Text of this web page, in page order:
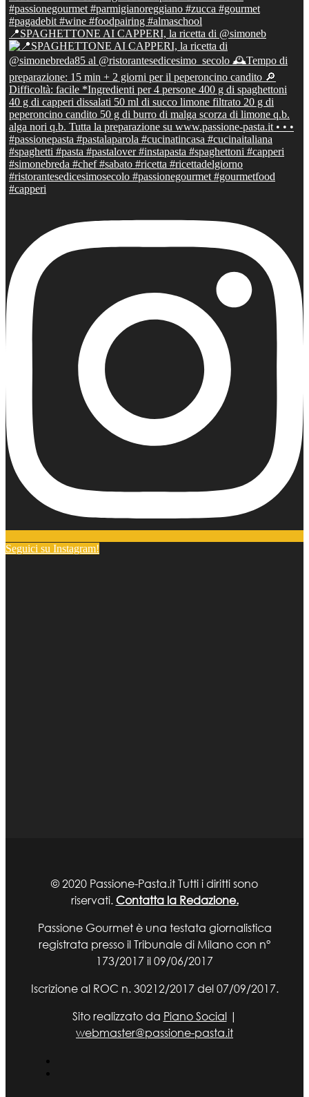
📍SPAGHETTONE AI CAPPERI, la ricetta di @simoneb
Seguici su Instagram!
© 2020 Passione-Pasta.it Tutti i diritti sono
riservati. Contatta la Redazione.
Passione Gourmet è una testata giornalistica
registrata presso il Tribunale di Milano con n°
173/2017 il 09/06/2017
Iscrizione al ROC n. 30212/2017 del 07/09/2017.
Sito realizzato da Piano Social|
webmaster@passione-pasta.it